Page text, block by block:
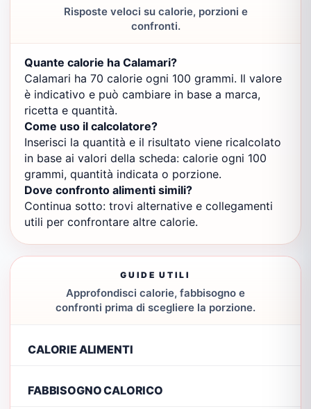
Risposte veloci su calorie, porzioni e
confronti.
Quante calorie ha Calamari?
Calamari ha 70 calorie ogni 100 grammi. Il valore
è indicativo e può cambiare in base a marca,
ricetta e quantità.
Come uso il calcolatore?
Inserisci la quantità e il risultato viene ricalcolato
in base ai valori della scheda: calorie ogni 100
grammi, quantità indicata o porzione.
Dove confronto alimenti simili?
Continua sotto: trovi alternative e collegamenti
utili per confrontare altre calorie.
GUIDE UTILI
Approfondisci calorie, fabbisogno e
confronti prima di scegliere la porzione.
CALORIE ALIMENTI
FABBISOGNO CALORICO